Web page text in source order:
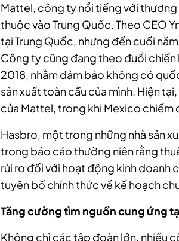
Mattel, công ty nổi tiếng với thương
thuộc vào Trung Quốc. Theo CEO
tại Trung Quốc, nhưng đến cuối
Công ty cũng đang theo đuổi
2018, nhằm đảm bảo không có
sản xuất toàn cầu của mình. Hiện
của Mattel, trong khi Mexico chiếm
Hasbro, một trong những nhà sản
trong báo cáo thường niên rằng
rủi ro đối với hoạt động kinh doanh
tuyên bố chính thức về kế hoạch
Tăng cường tìm nguồn cung ứng
Không chỉ các tập đoàn lớn, nhiều